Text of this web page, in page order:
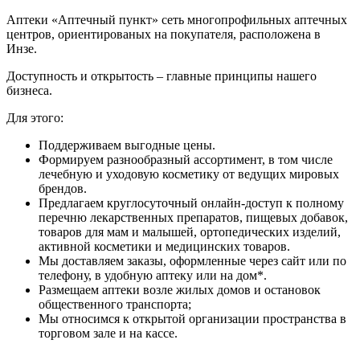
Аптеки «Аптечный пункт» сеть многопрофильных аптечных
центров, ориентированых на покупателя, расположена в
Инзе.
Доступность и открытость – главные принципы нашего
бизнеса.
Для этого:
Поддерживаем выгодные цены.
Формируем разнообразный ассортимент, в том числе
лечебную и уходовую косметику от ведущих мировых
брендов.
Предлагаем круглосуточный онлайн-доступ к полному
перечню лекарственных препаратов, пищевых добавок,
товаров для мам и малышей, ортопедических изделий,
активной косметики и медицинских товаров.
Мы доставляем заказы, оформленные через сайт или по
телефону, в удобную аптеку или на дом*.
Размещаем аптеки возле жилых домов и остановок
общественного транспорта;
Мы относимся к открытой организации пространства в
торговом зале и на кассе.